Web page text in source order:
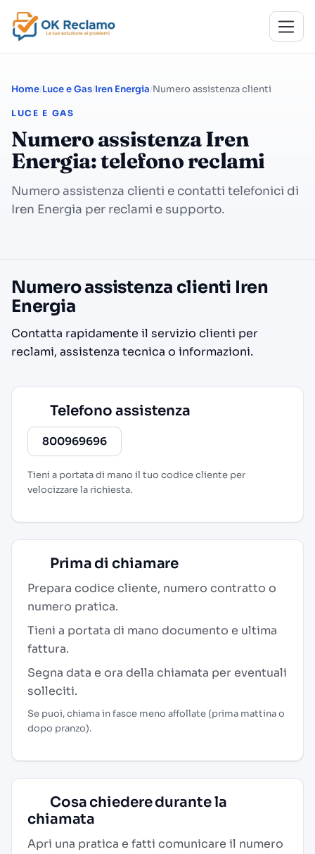
Home Luce e Gas Iren Energia Numero assistenza clienti
LUCE E GAS
Numero assistenza Iren
Energia: telefono reclami
Numero assistenza clienti e contatti telefonici di
Iren Energia per reclami e supporto.
Numero assistenza clienti Iren
Energia
Contatta rapidamente il servizio clienti per
reclami, assistenza tecnica o informazioni.
Telefono assistenza
800969696
Tieni a portata di mano il tuo codice cliente per
velocizzare la richiesta.
Prima di chiamare
Prepara codice cliente, numero contratto o
numero pratica.
Tieni a portata di mano documento e ultima
fattura.
Segna data e ora della chiamata per eventuali
solleciti.
Se puoi, chiama in fasce meno affollate (prima mattina o
dopo pranzo).
Cosa chiedere durante la
chiamata
Apri una pratica e fatti comunicare il numero